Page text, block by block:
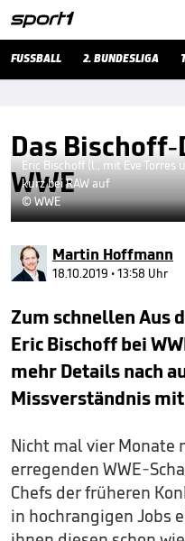
FUSSBALL 2. BUNDESLIGA
Das
WWE
Eric Bischoff (l., mit Eve
kurz bei RAW auf
© WWE
Martin Hoffmann
18.10.2019 • 13:58 Uhr
Zum schnellen Aus
Eric Bischoff bei
mehr Details nach
Missverständnis mit
Nicht mal vier Monate
erregenden WWE-
Chefs der früheren
in hochrangigen Jobs